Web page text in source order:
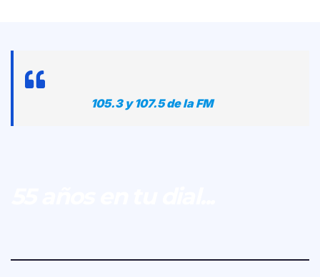
105.3 y 107.5 de la FM